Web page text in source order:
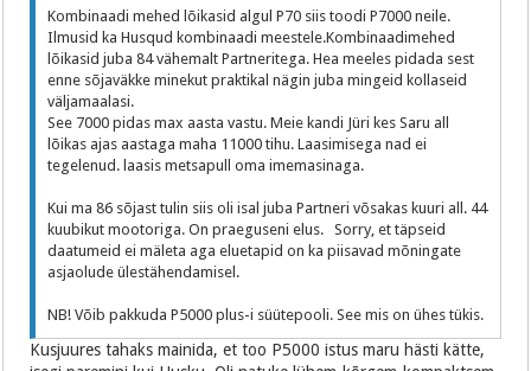
Kombinaadi mehed lõikasid algul P70 siis toodi P7000 neile.
Ilmusid ka Husqud kombinaadi meestele.Kombinaadimehed
lõikasid juba 84 vähemalt Partneritega. Hea meeles pidada sest
enne sõjaväkke minekut praktikal nägin juba mingeid kollaseid
väljamaalasi.
See 7000 pidas max aasta vastu. Meie kandi Jüri kes Saru all
lõikas ajas aastaga maha 11000 tihu. Laasimisega nad ei
tegelenud. laasis metsapull oma imemasinaga.
Kui ma 86 sõjast tulin siis oli isal juba Partneri võsakas kuuri all. 44
kuubikut mootoriga. On praeguseni elus. Sorry, et täpseid
daatumeid ei mäleta aga eluetapid on ka piisavad mõningate
asjaolude ülestähendamisel.
NB! Võib pakkuda P5000 plus-i süütepooli. See mis on ühes tükis.
Kusjuures tahaks mainida, et too P5000 istus maru hästi kätte,